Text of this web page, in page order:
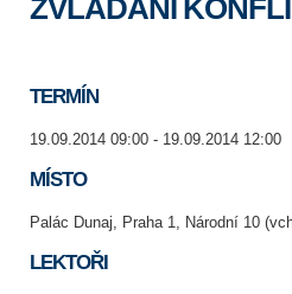
ZVLÁDÁNÍ
TERMÍN
19.09.2014 09:00 - 19.09.2014 12:00
MÍSTO
Palác Dunaj, Praha 1, Národní 10
LEKTOŘI